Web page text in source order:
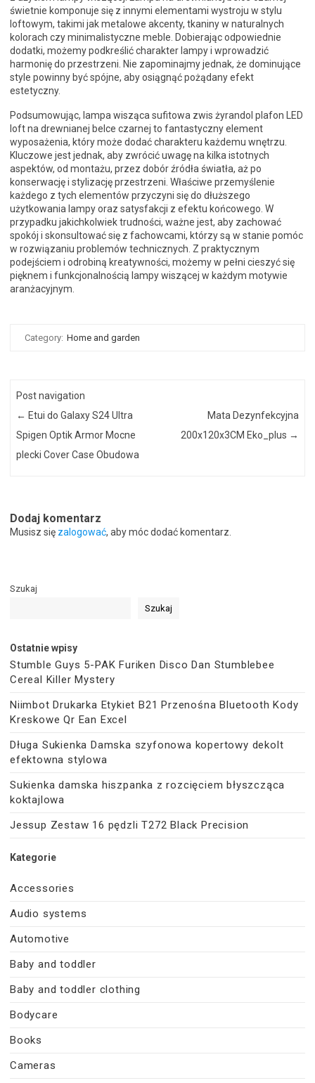
świetnie komponuje się z innymi elementami wystroju w stylu
loftowym, takimi jak metalowe akcenty, tkaniny w naturalnych
kolorach czy minimalistyczne meble. Dobierając odpowiednie
dodatki, możemy podkreślić charakter lampy i wprowadzić
harmonię do przestrzeni. Nie zapominajmy jednak, że dominujące
style powinny być spójne, aby osiągnąć pożądany efekt
estetyczny.
Podsumowując, lampa wisząca sufitowa zwis żyrandol plafon LED
loft na drewnianej belce czarnej to fantastyczny element
wyposażenia, który może dodać charakteru każdemu wnętrzu.
Kluczowe jest jednak, aby zwrócić uwagę na kilka istotnych
aspektów, od montażu, przez dobór źródła światła, aż po
konserwację i stylizację przestrzeni. Właściwe przemyślenie
każdego z tych elementów przyczyni się do dłuższego
użytkowania lampy oraz satysfakcji z efektu końcowego. W
przypadku jakichkolwiek trudności, ważne jest, aby zachować
spokój i skonsultować się z fachowcami, którzy są w stanie pomóc
w rozwiązaniu problemów technicznych. Z praktycznym
podejściem i odrobiną kreatywności, możemy w pełni cieszyć się
pięknem i funkcjonalnością lampy wiszącej w każdym motywie
aranżacyjnym.
Category: Home and garden
Post navigation
← Etui do Galaxy S24 Ultra
Spigen Optik Armor Mocne
plecki Cover Case Obudowa
Mata Dezynfekcyjna
200x120x3CM Eko_plus →
Dodaj komentarz
Musisz się zalogować, aby móc dodać komentarz.
Szukaj
Szukaj
Ostatnie wpisy
Stumble Guys 5-PAK Furiken Disco Dan Stumblebee
Cereal Killer Mystery
Niimbot Drukarka Etykiet B21 Przenośna Bluetooth Kody
Kreskowe Qr Ean Excel
Długa Sukienka Damska szyfonowa kopertowy dekolt
efektowna stylowa
Sukienka damska hiszpanka z rozcięciem błyszcząca
koktajlowa
Jessup Zestaw 16 pędzli T272 Black Precision
Kategorie
Accessories
Audio systems
Automotive
Baby and toddler
Baby and toddler clothing
Bodycare
Books
Cameras